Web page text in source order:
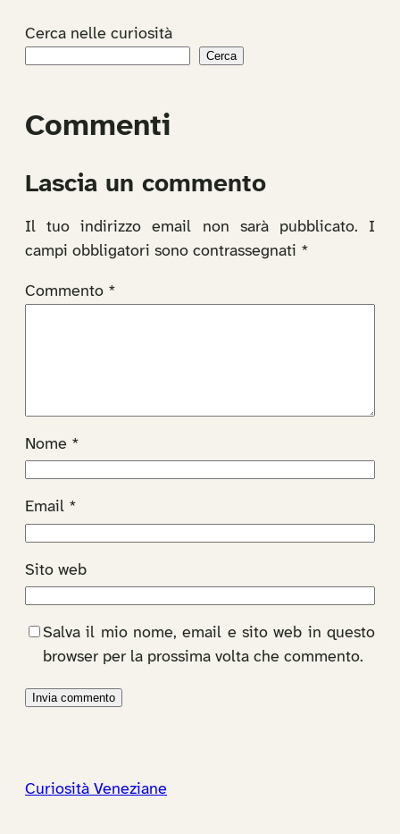
Cerca nelle curiosità
Cerca
Commenti
Lascia un commento
Il tuo indirizzo email non sarà pubblicato.
I
campi obbligatori sono contrassegnati *
Commento *
Nome *
Email *
Sito web
Salva il mio nome, email e sito web in questo
browser per la prossima volta che commento.
Curiosità Veneziane